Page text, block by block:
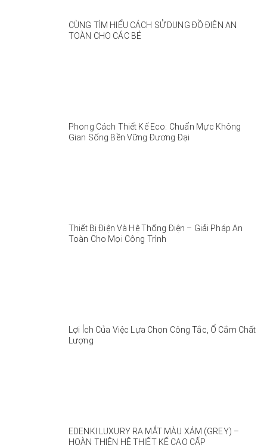
CÙNG TÌM HIỂU CÁCH SỬ DỤNG ĐỒ ĐIỆN AN
TOÀN CHO CÁC BÉ
Phong Cách Thiết Kế Eco: Chuẩn Mực Không
Gian Sống Bền Vững Đương Đại
Thiết Bị Điện Và Hệ Thống Điện – Giải Pháp An
Toàn Cho Mọi Công Trình
Lợi Ích Của Việc Lựa Chọn Công Tắc, Ổ Cắm Chất
Lượng
EDENKI LUXURY RA MẮT MÀU XÁM (GREY) –
HOÀN THIỆN HỆ THIẾT KẾ CAO CẤP